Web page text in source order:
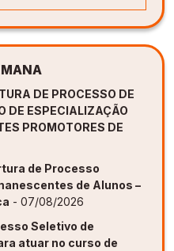
DE PROCESSO DE
DE ESPECIALIZAÇÃO
PROMOTORES DE
de Processo
de Alunos –
- 07/08/2026
Seletivo de
atuar no curso de